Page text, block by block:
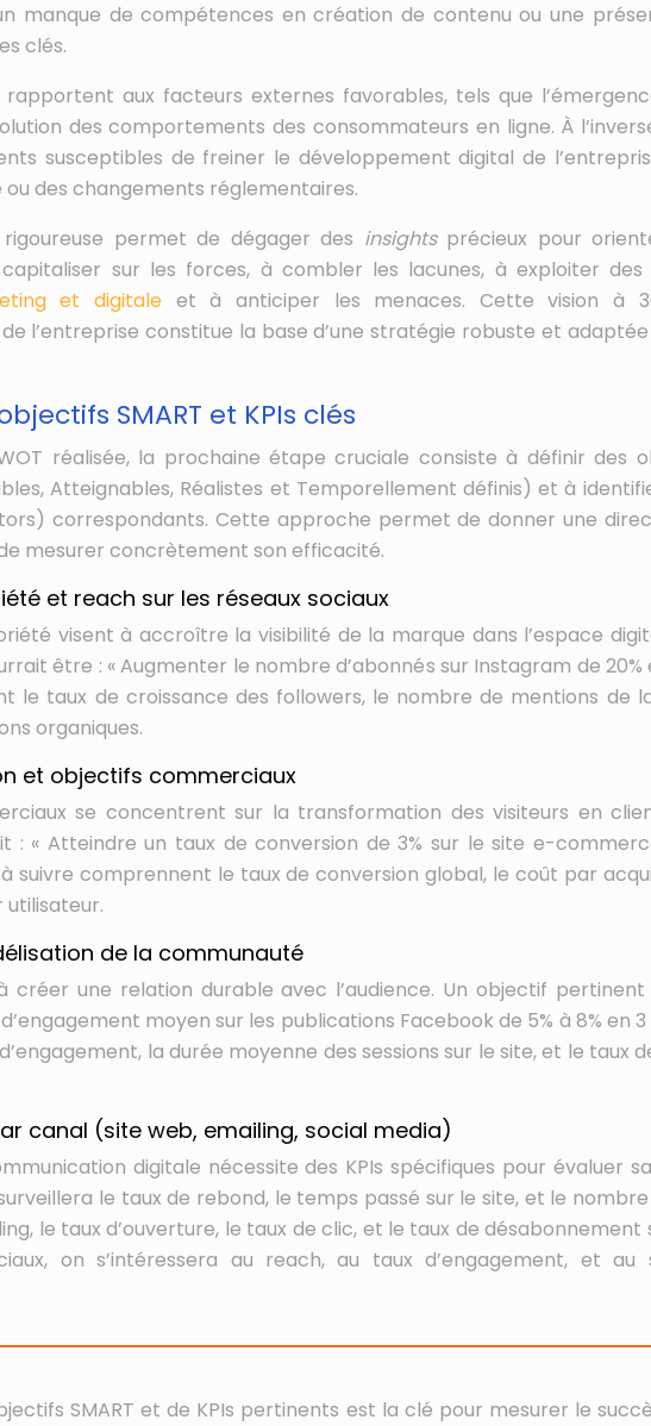
manque de compétences en création de contenu ou une
clés.
aux facteurs externes favorables, tels que
des comportements des consommateurs en ligne. À
susceptibles de freiner le développement digital de
des changements réglementaires.
rigoureuse permet de dégager des insights précieux pour
sur les forces, à combler les lacunes, à exploiter des
et digitaleet à anticiper les menaces. Cette vision à
l’entreprise constitue la base d’une stratégie robuste et
SMART et KPIs clés
réalisée, la prochaine étape cruciale consiste à définir des
Atteignables, Réalistes et Temporellement définis) et à
correspondants. Cette approche permet de donner une
mesurer concrètement son efficacité.
et reach sur les réseaux sociaux
visent à accroître la visibilité de la marque dans l’espace
être : « Augmenter le nombre d’abonnés sur Instagram de 20%
le taux de croissance des followers, le nombre de mentions de
organiques.
et objectifs commerciaux
se concentrent sur la transformation des visiteurs en
: « Atteindre un taux de conversion de 3% sur le site e-
à suivre comprennent le taux de conversion global, le coût par
utilisateur.
de la communauté
créer une relation durable avec l’audience. Un objectif
moyen sur les publications Facebook de 5% à 8% en 3
la durée moyenne des sessions sur le site, et le taux
canal (site web, emailing, social media)
digitale nécessite des KPIs spécifiques pour évaluer
le taux de rebond, le temps passé sur le site, et le
le taux d’ouverture, le taux de clic, et le taux de désabonnement
on s’intéressera au reach, au taux d’engagement, et au
SMART et de KPIs pertinents est la clé pour mesurer le